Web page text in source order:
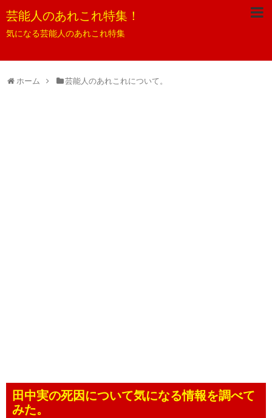
芸能人のあれこれ特集！
気になる芸能人のあれこれ特集
ホーム 芸能人のあれこれについて。
田中実の死因について気になる情報を調べて
みた。